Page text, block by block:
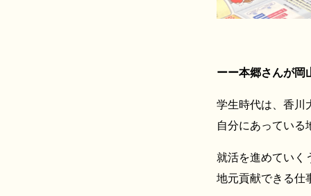
ーー本郷さんが岡
学生時代は、香川
自分にあっている
就活を進めていく
地元貢献できる仕